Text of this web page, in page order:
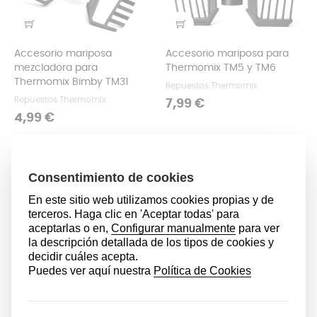
Accesorio mariposa
mezcladora para
Thermomix Bimby TM31
Repuestos Thermomix
Precio
4,99 €
Accesorio mariposa para
Thermomix TM5 y TM6
Repuestos Thermomix
Precio
7,99 €